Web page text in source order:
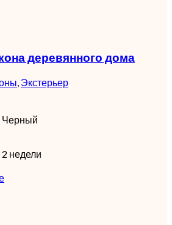
деревянного дома
Экстерьер
Черный
2 недели